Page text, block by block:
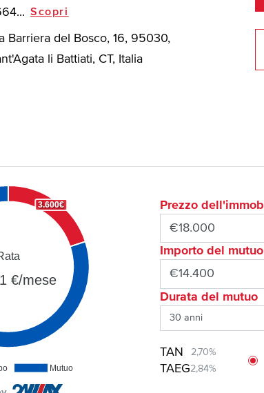
Scopri
Barriera del Bosco, 16, 95030,
li Battiati, CT, Italia
Mutuo
3.600€
€/mese
Prezzo
Importo del mutuo
Durata del mutuo
TAN 2,70%
TAEG2,84%